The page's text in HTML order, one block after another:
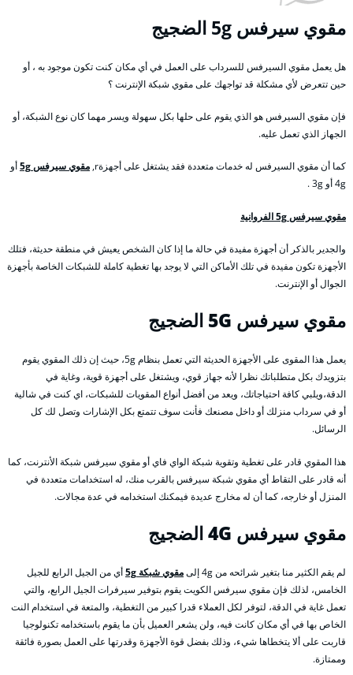
مقوي سيرفس 5g الضجيج
هل يعمل مقوي السيرفس للسرداب على العمل في أي مكان كنت تكون موجود به ، أو
حين تتعرض لأي مشكلة قد تواجهك على مقوي شبكة الإنترنت ؟
فإن مقوي السيرفس هو الذي يقوم على حلها بكل سهولة ويسر مهما كان نوع الشبكة، أو
الجهاز الذي تعمل عليه.
كما أن مقوي السيرفس له خدمات متعددة فقد يشتغل على أجهزةr, مقوي سيرفس 5g
أو
4g أو 3g .
مقوي سيرفس 5g الفروانية
والجدير بالذكر أن أجهزة مفيدة في حالة ما إذا كان الشخص يعيش في منطقة حديثة، فتلك
الأجهزة تكون مفيدة في تلك الأماكن التي لا يوجد بها تغطية كاملة للشبكات الخاصة بأجهزة
الجوال أو الإنترنت.
مقوي سيرفس 5G الضجيج
يعمل هذا المقوى على الأجهزة الحديثة التي تعمل بنظام 5g، حيث إن ذلك المقوي يقوم
بتزويدك بكل متطلباتك نظرا لأنه جهاز قوي، ويشتغل على أجهزة قوية، وغاية في
الدقة،ويلبي كافة احتياجاتك، ويعد من أفضل أنواع المقويات للشبكات، اي كنت في شالية
أو في سرداب منزلك أو داخل مصنعك فأنت سوف تتمتع بكل الإشارات وتصل لك كل
الرسائل.
هذا المقوي قادر على تغطية وتقوية شبكة الواي فاي أو مقوي سيرفس شبكة الأنترنت، كما
أنه قادر على التقاط أي مقوي شبكة سيرفس بالقرب منك، له استخدامات متعددة في
المنزل أو خارجه، كما أن له مخارج عديدة فيمكنك استخدامه في عدة مجالات.
مقوي سيرفس 4G الضجيج
لم يقم الكثير منا بتغير شرائحه من 4g إلى مقوي شبكة 5g
أي من الجيل الرابع للجيل
الخامس، لذلك فإن مقوي سيرفس الكويت يقوم بتوفير سيرفرات الجيل الرابع، والتي
تعمل غاية في الدقة، لتوفر لكل العملاء قدرا كبير من التغطية، والمتعة في استخدام النت
الخاص بها في أي مكان كانت فيه، ولن يشعر العميل بأن ما يقوم باستخدامه تكنولوجيا
قاربت على ألا يتخطاها شيء، وذلك بفضل قوة الأجهزة وقدرتها على العمل بصورة فائقة
وممتازة.